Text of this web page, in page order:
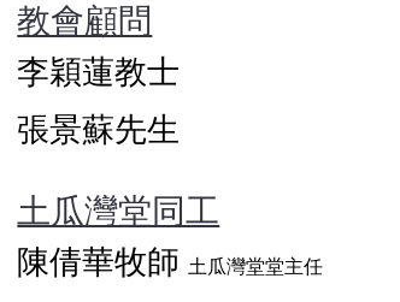
教會顧問
李穎蓮教士
張景蘇先生
​土瓜灣堂同工
陳倩華牧師土瓜灣堂堂主任